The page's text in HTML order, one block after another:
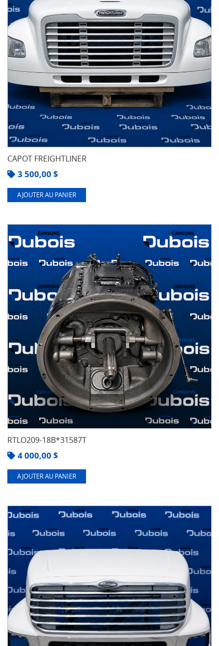
CAPOT FREIGHTLINER
3 500,00 $
AJOUTER AU PANIER
RTLO209-18B*31587T
4 000,00 $
AJOUTER AU PANIER